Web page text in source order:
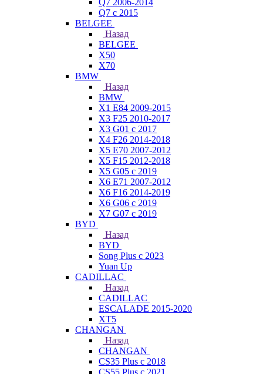
Q7 2006-2014
Q7 с 2015
BELGEE
Назад
BELGEE
X50
X70
BMW
Назад
BMW
X1 E84 2009-2015
X3 F25 2010-2017
X3 G01 с 2017
X4 F26 2014-2018
X5 E70 2007-2012
X5 F15 2012-2018
X5 G05 с 2019
X6 E71 2007-2012
X6 F16 2014-2019
X6 G06 с 2019
X7 G07 с 2019
BYD
Назад
BYD
Song Plus с 2023
Yuan Up
CADILLAC
Назад
CADILLAC
ESСALADE 2015-2020
XT5
CHANGAN
Назад
CHANGAN
CS35 Plus с 2018
CS55 Plus с 2021